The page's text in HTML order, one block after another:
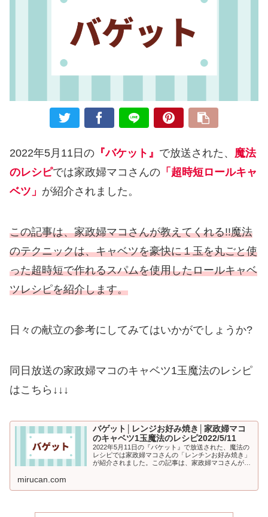
2022年5月11日の 『バケット』 で放送された、 魔法
のレシピでは家政婦マコさんの 「超時短ロールキャ
ベツ」 が紹介されました。
この記事は、家政婦マコさんが教えてくれる!!魔法
のテクニックは、キャベツを豪快に１玉を丸ごと使
った超時短で作れるスパムを使用したロールキャベ
ツレシピを紹介します。
日々の献立の参考にしてみてはいかがでしょうか?
同日放送の家政婦マコのキャベツ1玉魔法のレシピ
はこちら↓↓↓
バゲット│レンジお好み焼き│家政婦マコ
のキャベツ1玉魔法のレシピ2022/5/11
2022年5月11日の『バケット』で放送された、魔法の
レシピでは家政婦マコさんの「レンチンお好み焼き」
が紹介されました。この記事は、家政婦マコさんが教
mirucan.com